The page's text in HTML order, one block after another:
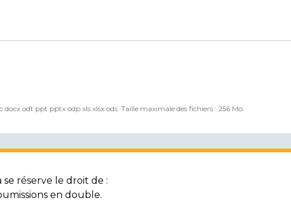
odt ppt pptx odp xls xlsx ods. Taille maximale des fichiers : 256 Mo.
réserve le droit de :
en double.